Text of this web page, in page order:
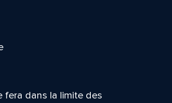
fera dans la limite des